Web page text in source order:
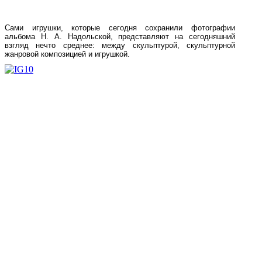
Сами игрушки, которые сегодня сохранили фотографии
альбома Н. А. Надольской, представляют на сегодняшний
взгляд нечто среднее: между скульптурой, скульптурной
жанровой композицией и игрушкой.